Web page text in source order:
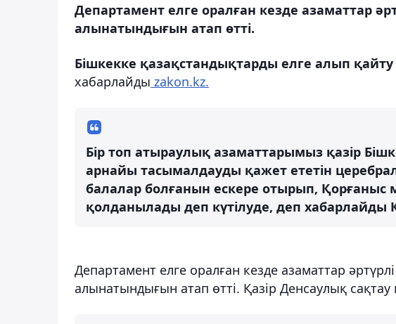
Департамент елге оралған кезде азаматтар
алынатындығын атап өтті.
Бішкекке қазақстандықтарды елге алып қайту
хабарлайды zakon.kz.
Бір топ атыраулық азаматтарымыз қазір
арнайы тасымалдауды қажет ететін
балалар болғанын ескере отырып, Қорғаныс
қолданылады деп күтілуде, деп хабарлайды
Департамент елге оралған кезде азаматтар
алынатындығын атап өтті. Қазір Денсаулық